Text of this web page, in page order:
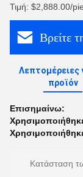
Τιμή: $2,888.00/
Βρείτε
Λεπτομέρειες
προϊόν
Επισημαίνω:
Κατάσταση